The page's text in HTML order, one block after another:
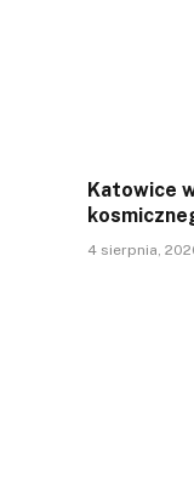
Katowice
4 sierpnia,